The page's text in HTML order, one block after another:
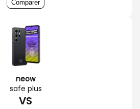
Comparer
neow
safe plus
VS